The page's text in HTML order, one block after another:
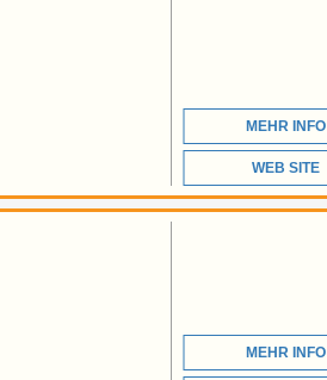
MEHR INFO
WEB SITE
MEHR INFO